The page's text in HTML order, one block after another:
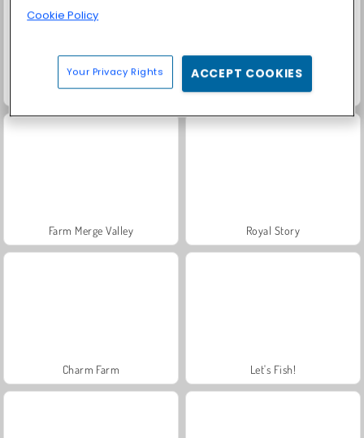
Fashion Princess - Dress Up for Girls Masha and the Bear: Meadows
Farm Merge Valley Royal Story
Charm Farm Let's Fish!
Cookie Policy
Your Privacy Rights ACCEPT COOKIES